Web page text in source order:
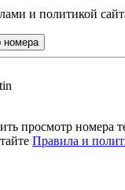
и политикой
номера
просмотр номера
Правила и